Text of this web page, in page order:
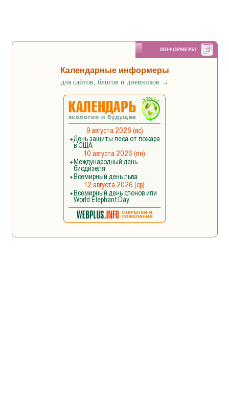
ИНФОРМЕРЫ
Календарные информеры
для сайтов, блогов и дневников →